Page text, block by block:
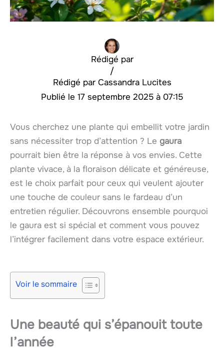
Rédigé par
Cassandra Lucites
/
17 septembre 2025 à 07:15
Vous cherchez une plante qui embellit votre jardin
sans nécessiter trop d’attention ? Le gaura
pourrait bien être la réponse à vos envies. Cette
plante vivace, à la floraison délicate et généreuse,
est le choix parfait pour ceux qui veulent ajouter
une touche de couleur sans le fardeau d’un
entretien régulier. Découvrons ensemble pourquoi
le gaura est si spécial et comment vous pouvez
l’intégrer facilement dans votre espace extérieur.
Voir le sommaire
Une beauté qui s’épanouit toute
l’année